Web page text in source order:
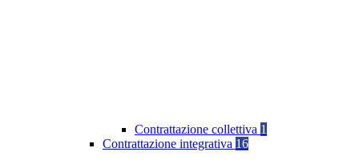
Contrattazione collettiva 1
Contrattazione integrativa 16